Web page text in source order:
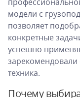
модели с
позволяет
конкретные
успешно
зарекомендовали
техника.
Почему